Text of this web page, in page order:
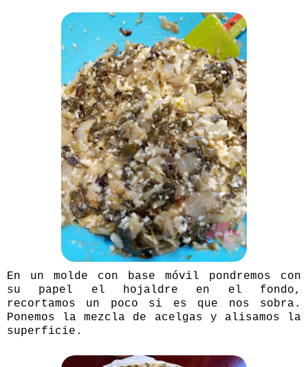
En un molde con base móvil pondremos con
su papel el hojaldre en el fondo,
recortamos un poco si es que nos sobra.
Ponemos la mezcla de acelgas y alisamos la
superficie.